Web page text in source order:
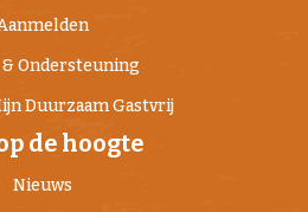
& Ondersteuning
Duurzaam Gastvrij
de hoogte
Nieuws